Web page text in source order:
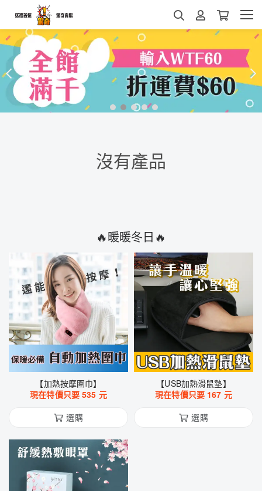
沒有產品
🔥暖暖冬日🔥
【加熱按摩圍巾】
現在特價只要535 元
選購
【USB加熱滑鼠墊】
現在特價只要 167 元
選購